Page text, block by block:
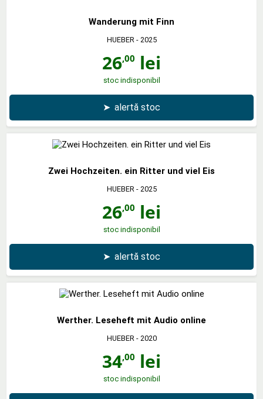
Wanderung mit Finn
HUEBER - 2025
26,00 lei
stoc indisponibil
➤ alertă stoc
Zwei Hochzeiten. ein Ritter und viel Eis
HUEBER - 2025
26,00 lei
stoc indisponibil
➤ alertă stoc
Werther. Leseheft mit Audio online
HUEBER - 2020
34,00 lei
stoc indisponibil